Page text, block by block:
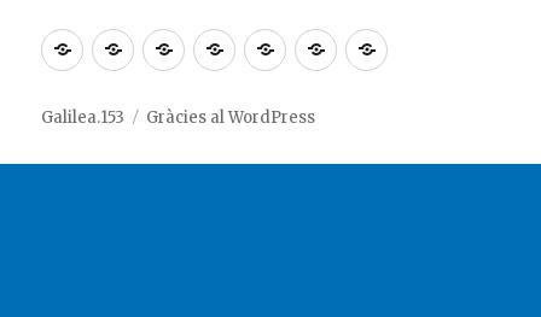
Inici ¿Què
Galilea.153?
¿Quines
hi
ContacteSubscripcions
ArxiuEl
Galilea.153 Gràcies al WordPress